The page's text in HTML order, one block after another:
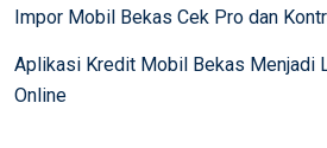
Impor Mobil Bekas Cek Pro dan
Aplikasi Kredit Mobil Bekas Menjadi
Online